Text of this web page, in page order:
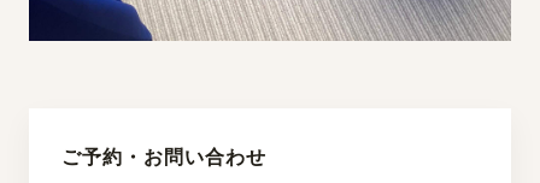
ご予約・お問い合わせ